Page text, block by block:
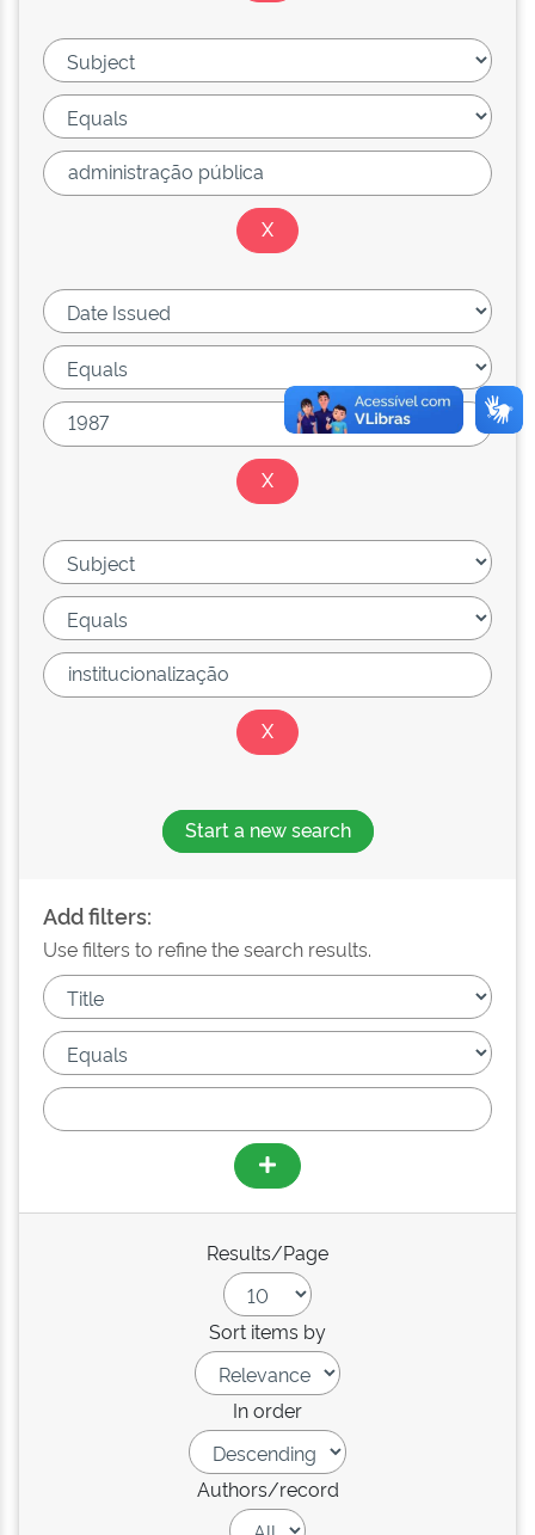
Start a new search
Add filters:
Use filters to refine the search results.
Results/Page
Sort items by
In order
Authors/record